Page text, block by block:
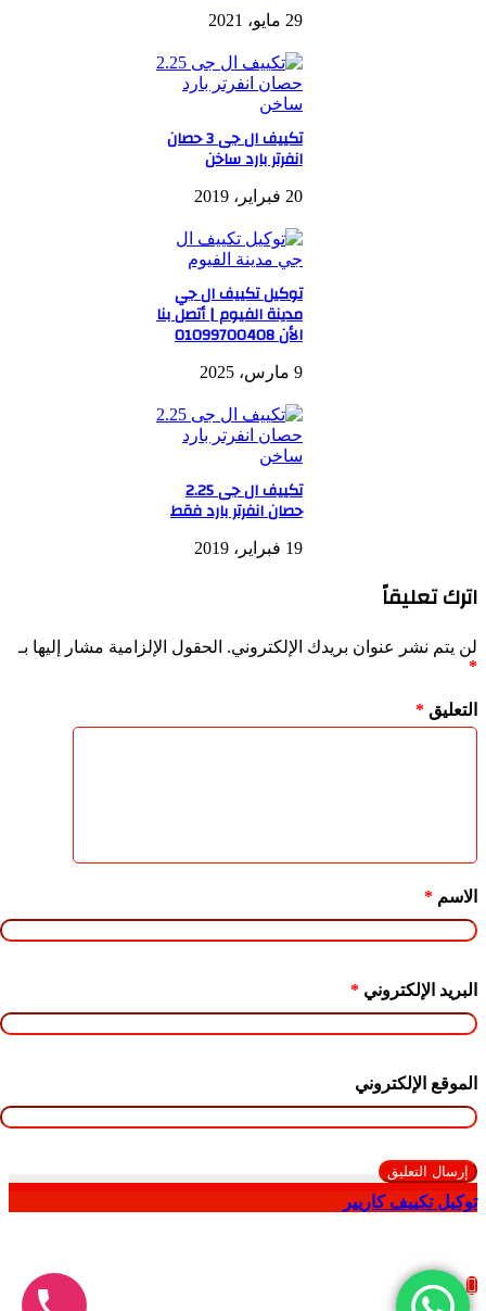
29 مايو، 2021
تكييف ال جى 3 حصان
انفرتر بارد ساخن
20 فبراير، 2019
توكيل تكييف ال جي
مدينة الفيوم | أتصل بنا
الأن 01099700408
9 مارس، 2025
تكييف ال جى 2.25
حصان انفرتر بارد فقط
19 فبراير، 2019
اترك تعليقاً
لن يتم نشر عنوان بريدك الإلكتروني. الحقول الإلزامية مشار إليها بـ
*
التعليق *
الاسم *
البريد الإلكتروني *
الموقع الإلكتروني
توكيل تكييف كاريير
زر
الذهاب